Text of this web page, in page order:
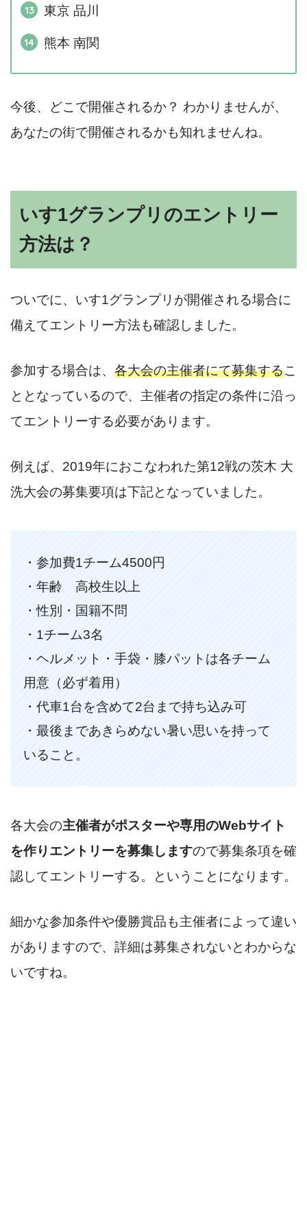
東京 品川
熊本 南関
今後、どこで開催されるか？ わかりませんが、
あなたの街で開催されるかも知れませんね。
いす1グランプリのエントリー
方法は？
ついでに、いす1グランプリが開催される場合に
備えてエントリー方法も確認しました。
参加する場合は、 各大会の主催者にて募集するこ
ととなっているので、主催者の指定の条件に沿っ
てエントリーする必要があります。
例えば、2019年におこなわれた第12戦の茨木 大
洗大会の募集要項は下記となっていました。
・参加費1チーム4500円
・年齢 高校生以上
・性別・国籍不問
・1チーム3名
・ヘルメット・手袋・膝パットは各チーム
用意（必ず着用）
・代車1台を含めて2台まで持ち込み可
・最後まであきらめない暑い思いを持って
いること。
各大会の主催者がポスターや専用のWebサイト
を作りエントリーを募集しますので募集条項を確
認してエントリーする。ということになります。
細かな参加条件や優勝賞品も主催者によって違い
がありますので、詳細は募集されないとわからな
いですね。